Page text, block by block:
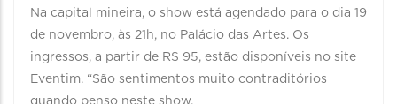
Na capital mineira, o show está agendado para o dia 19
de novembro, às 21h, no Palácio das Artes. Os
ingressos, a partir de R$ 95, estão disponíveis no site
Eventim. “São sentimentos muito contraditórios
quando penso neste show.